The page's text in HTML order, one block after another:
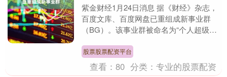
紫金财经1月24日消息 据《财经》杂志，
百度文库、百度网盘已重组成新事业群
（BG）。该事业群被命名为“个人超级智
团副总裁王颖....
股票股票配资平台
查看：80 分类：专业的股票配资